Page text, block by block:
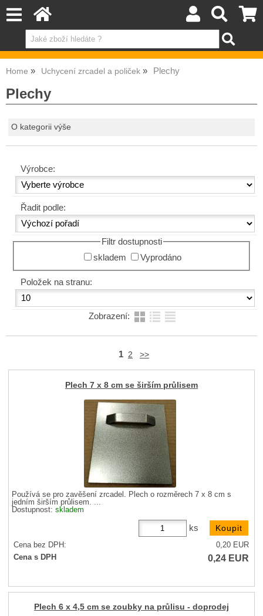
Home Uchycení zrcadel a poliček Plechy
Plechy
O kategorii výše
Výrobce:
Řadit podle:
Filtr dostupnosti
skladem
Vyprodáno
Položek na stranu:
Zobrazení:
1 2 >>
Plech 7 x 8 cm se širším průlisem
Používá se pro zavěšení zrcadel. Plech o rozměrech 7 x 8 cm s
jedním širším průlisem. ...
Dostupnost:skladem
ks
Cena bez DPH: 0,20 EUR
Cena s DPH
0,24 EUR
Plech 6 x 4,5 cm se zoubky na průlisu - doprodej